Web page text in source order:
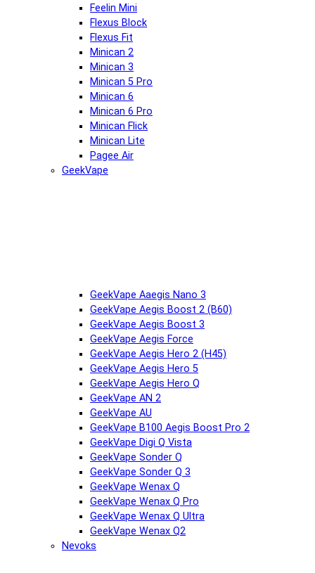
Feelin Mini
Flexus Block
Flexus Fit
Minican 2
Minican 3
Minican 5 Pro
Minican 6
Minican 6 Pro
Minican Flick
Minican Lite
Pagee Air
GeekVape
GeekVape Aaegis Nano 3
GeekVape Aegis Boost 2 (B60)
GeekVape Aegis Boost 3
GeekVape Aegis Force
GeekVape Aegis Hero 2 (H45)
GeekVape Aegis Hero 5
GeekVape Aegis Hero Q
GeekVape AN 2
GeekVape AU
GeekVape B100 Aegis Boost Pro 2
GeekVape Digi Q Vista
GeekVape Sonder Q
GeekVape Sonder Q 3
GeekVape Wenax Q
GeekVape Wenax Q Pro
GeekVape Wenax Q Ultra
GeekVape Wenax Q2
Nevoks